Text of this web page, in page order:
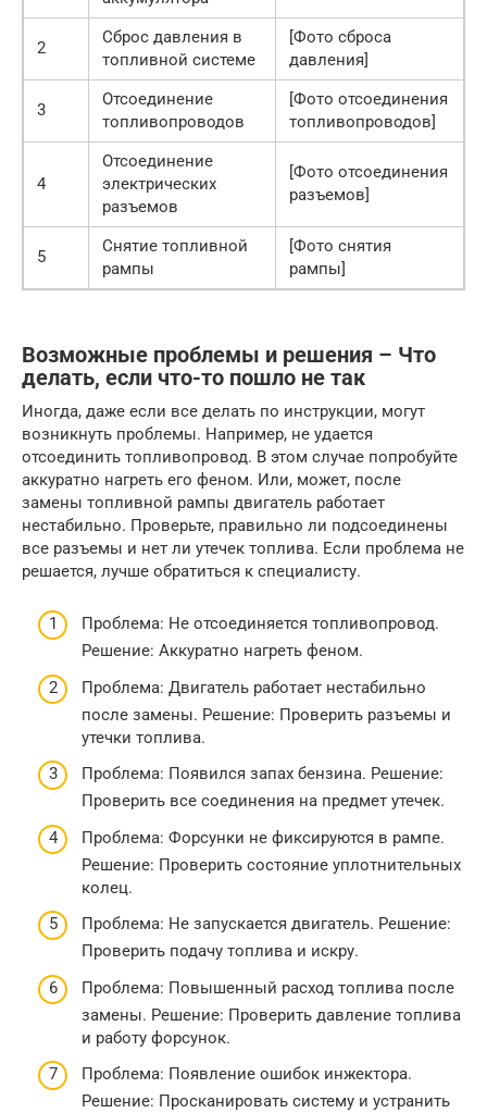
2
Сброс давления в
топливной системе
[Фото сброса
давления]
3
Отсоединение
топливопроводов
[Фото отсоединения
топливопроводов]
4
Отсоединение
электрических
разъемов
[Фото отсоединения
разъемов]
5
Снятие топливной
рампы
[Фото снятия
рампы]
Возможные проблемы и решения – Что
делать, если что-то пошло не так
Иногда, даже если все делать по инструкции, могут
возникнуть проблемы. Например, не удается
отсоединить топливопровод. В этом случае попробуйте
аккуратно нагреть его феном. Или, может, после
замены топливной рампы двигатель работает
нестабильно. Проверьте, правильно ли подсоединены
все разъемы и нет ли утечек топлива. Если проблема не
решается, лучше обратиться к специалисту.
Проблема: Не отсоединяется топливопровод.
Решение: Аккуратно нагреть феном.
Проблема: Двигатель работает нестабильно
после замены. Решение: Проверить разъемы и
утечки топлива.
Проблема: Появился запах бензина. Решение:
Проверить все соединения на предмет утечек.
Проблема: Форсунки не фиксируются в рампе.
Решение: Проверить состояние уплотнительных
колец.
Проблема: Не запускается двигатель. Решение:
Проверить подачу топлива и искру.
Проблема: Повышенный расход топлива после
замены. Решение: Проверить давление топлива
и работу форсунок.
Проблема: Появление ошибок инжектора.
Решение: Просканировать систему и устранить